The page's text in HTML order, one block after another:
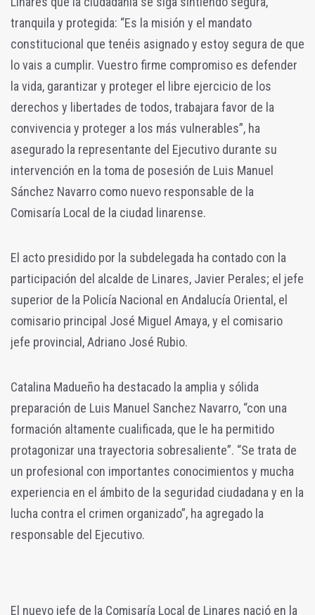
tranquila y protegida: “Es la misión y el mandato
constitucional que tenéis asignado y estoy segura de que
lo vais a cumplir. Vuestro firme compromiso es defender
la vida, garantizar y proteger el libre ejercicio de los
derechos y libertades de todos, trabajara favor de la
convivencia y proteger a los más vulnerables”, ha
asegurado la representante del Ejecutivo durante su
intervención en la toma de posesión de Luis Manuel
Sánchez Navarro como nuevo responsable de la
Comisaría Local de la ciudad linarense.
El acto presidido por la subdelegada ha contado con la
participación del alcalde de Linares, Javier Perales; el jefe
superior de la Policía Nacional en Andalucía Oriental, el
comisario principal José Miguel Amaya, y el comisario
jefe provincial, Adriano José Rubio.
Catalina Madueño ha destacado la amplia y sólida
preparación de Luis Manuel Sanchez Navarro, “con una
formación altamente cualificada, que le ha permitido
protagonizar una trayectoria sobresaliente”. “Se trata de
un profesional con importantes conocimientos y mucha
experiencia en el ámbito de la seguridad ciudadana y en la
lucha contra el crimen organizado”, ha agregado la
responsable del Ejecutivo.
El nuevo jefe de la Comisaría Local de Linares nació en la